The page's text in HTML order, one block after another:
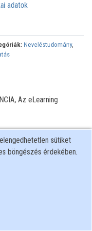
adatok
Neveléstudomány,
Az eLearning
sütiket
böngészés érdekében.